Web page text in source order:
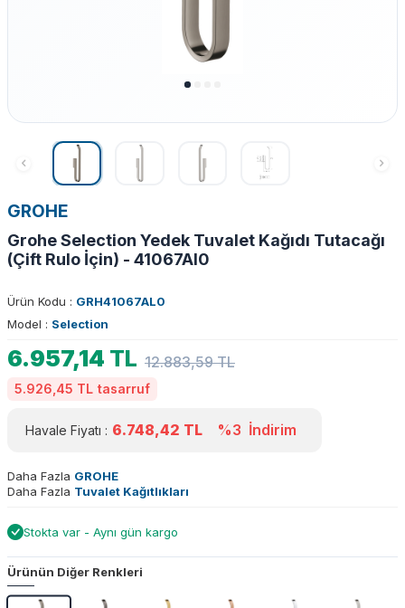
GROHE
Grohe Selection Yedek Tuvalet Kağıdı Tutacağı
(Çift Rulo İçin) - 41067Al0
Ürün Kodu : GRH41067AL0
Model : Selection
6.957,14 TL 12.883,59TL
5.926,45 TL tasarruf
Havale Fiyatı : 6.748,42 TL %3 İndirim
Daha Fazla GROHE
Daha Fazla Tuvalet Kağıtlıkları
Stokta var - Aynı gün kargo
Ürünün Diğer Renkleri